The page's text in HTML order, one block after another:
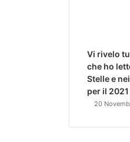
Vi rivelo
che ho
Stelle e
per il 2021
20